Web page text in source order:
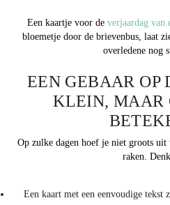
Een kaartje voor de verjaardag van
bloemetje door de brievenbus, laat
overledene nog
EEN GEBAAR OP
KLEIN, MAAR
Op zulke dagen hoef je niet groots uit
raken.
Een kaart met een eenvoudige tekst